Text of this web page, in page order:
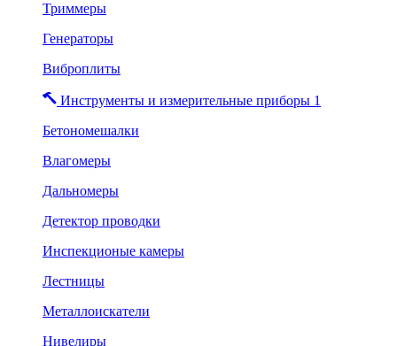
Триммеры
Генераторы
Виброплиты
Инструменты и измерительные приборы 1
Бетономешалки
Влагомеры
Дальномеры
Детектор проводки
Инспекционые камеры
Лестницы
Металлоискатели
Нивелиры